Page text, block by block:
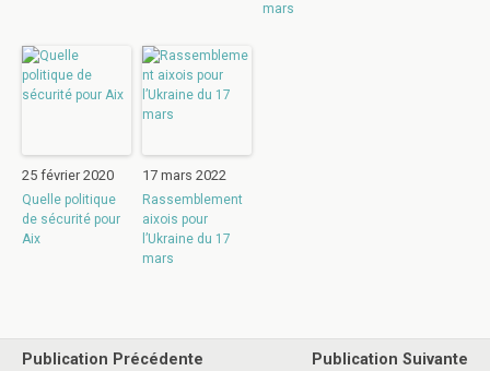
mars
25 février 2020
Quelle politique
de sécurité pour
Aix
17 mars 2022
Rassemblement
aixois pour
l’Ukraine du 17
mars
Publication Précédente
Publication Suivante